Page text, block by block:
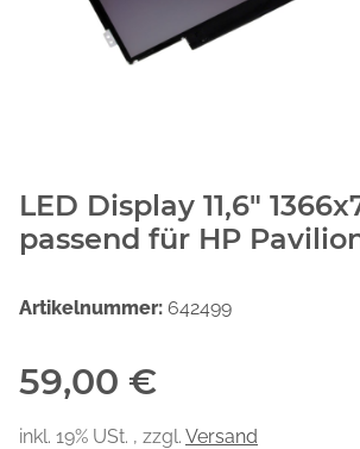
LED Display 11,6"
passend für HP Pavilion
Artikelnummer: 642499
59,00 €
inkl. 19% USt. , zzgl. Versand